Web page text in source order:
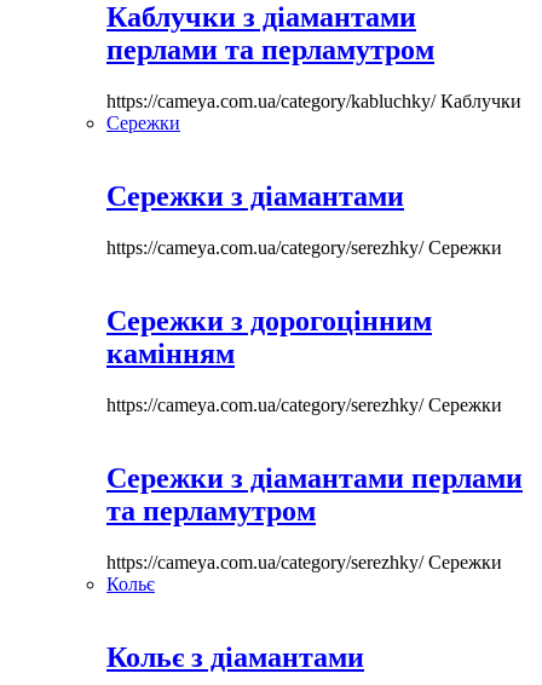
Каблучки з діамантами
перлами та перламутром
https://cameya.com.ua/category/kabluchky/Каблучки
Сережки
Сережки з діамантами
https://cameya.com.ua/category/serezhky/Сережки
Сережки з дорогоцінним
камінням
https://cameya.com.ua/category/serezhky/Сережки
Сережки з діамантами перлами
та перламутром
https://cameya.com.ua/category/serezhky/Сережки
Кольє
Кольє з діамантами